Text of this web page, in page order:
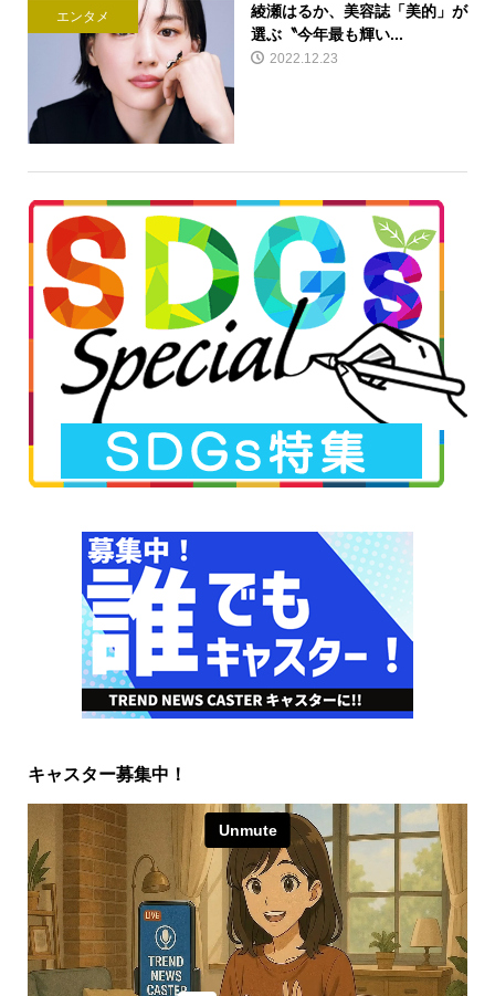
エンタメ
綾瀬はるか、美容誌「美的」が
選ぶ〝今年最も輝い...
2022.12.23
キャスター募集中！